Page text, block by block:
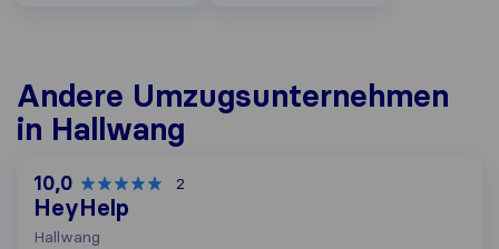
Andere Umzugs​unternehmen
in Hallwang
10,0 2
HeyHelp
Hallwang